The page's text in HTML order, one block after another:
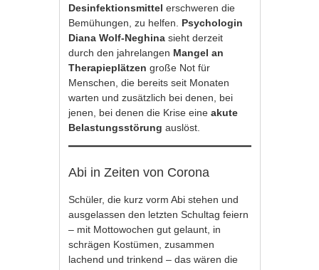
Desinfektionsmittelerschweren die
Bemühungen, zu helfen. Psychologin
Diana Wolf-Neghina sieht derzeit
durch den jahrelangen Mangel an
Therapieplätzen große Not für
Menschen, die bereits seit Monaten
warten und zusätzlich bei denen, bei
jenen, bei denen die Krise eineakute
Belastungsstörungauslöst.
Abi in Zeiten von Corona
Schüler, die kurz vorm Abi stehen und
ausgelassen den letzten Schultag feiern
– mit Mottowochen gut gelaunt, in
schrägen Kostümen, zusammen
lachend und trinkend – das wären die